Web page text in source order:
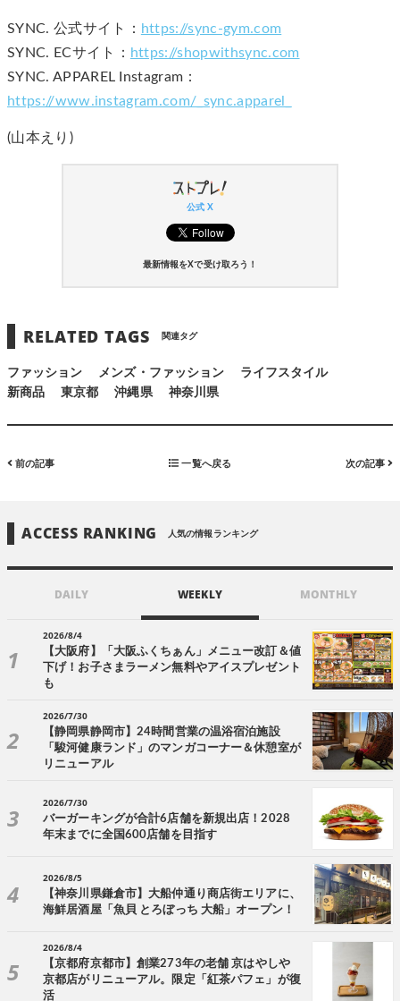
SYNC. 公式サイト： https://sync-gym.com
SYNC. ECサイト： https://shopwithsync.com
SYNC. APPAREL Instagram：
https://www.instagram.com/_sync.apparel_
(山本えり)
公式 X
最新情報をXで受け取ろう！
RELATED TAGS 関連タグ
ファッション メンズ・ファッション
ライフスタイル
新商品
東京都 沖縄県 神奈川県
前の記事 一覧へ戻る 次の記事
ACCESS RANKING 人気の情報ランキング
DAILY WEEKLY MONTHLY
2026/8/4
【大阪府】「大阪ふくちぁん」メニュー改訂＆値
下げ！お子さまラーメン無料やアイスプレゼント
も
2026/7/30
【静岡県静岡市】24時間営業の温浴宿泊施設
「駿河健康ランド」のマンガコーナー＆休憩室が
リニューアル
2026/7/30
バーガーキングが合計6店舗を新規出店！2028
年末までに全国600店舗を目指す
2026/8/5
【神奈川県鎌倉市】大船仲通り商店街エリアに、
海鮮居酒屋「魚貝 とろぼっち 大船」オープン！
2026/8/4
【京都府京都市】創業273年の老舗 京はやしや
京都店がリニューアル。限定「紅茶パフェ」が復
活